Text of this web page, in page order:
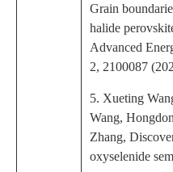
Grain
halide
Advanced
2, 2100087
5. Xueting
Wang,
Zhang,
oxyselenide